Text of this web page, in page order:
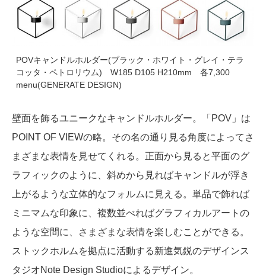
POVキャンドルホルダー(ブラック・ホワイト・グレイ・テラ
コッタ・ペトロリウム) W185 D105 H210mm 各7,300
menu(GENERATE DESIGN)
壁面を飾るユニークなキャンドルホルダー。「POV」は
POINT OF VIEWの略。その名の通り見る角度によってさ
まざまな表情を見せてくれる。正面から見ると平面のグ
ラフィックのように、斜めから見ればキャンドルが浮き
上がるような立体的なフォルムに見える。単品で飾れば
ミニマムな印象に、複数並べればグラフィカルアートの
ような空間に、さまざまな表情を楽しむことができる。
ストックホルムを拠点に活動する新進気鋭のデザインス
タジオNote Design Studioによるデザイン。